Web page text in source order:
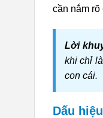
cần nắm
Lời
khi chỉ
con cái.
Dấu